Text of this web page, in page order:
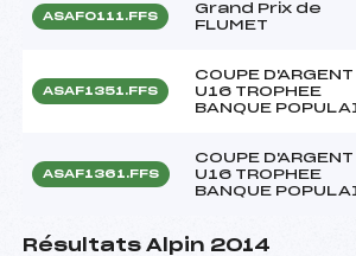
ASAF0111.FFS
Grand Prix de
FLUMET
ASAF1351.FFS
COUPE D'ARGENT
U16 TROPHEE
BANQUE
ASAF1361.FFS
COUPE D'ARGENT
U16 TROPHEE
BANQUE
Résultats Alpin 2014